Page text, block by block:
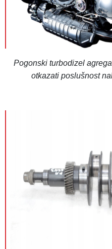
Pogonski turbodizel
otkazati poslušnost